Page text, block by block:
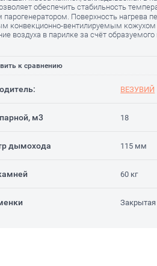
обеспечить стабильность
Поверхность нагрева
конвекционно-вентилируемым кожухом
воздуха в парилке за счёт
к сравнению
ВЕЗУВИЙ
м3 18
дымохода 115 мм
60 кг
Закрытая